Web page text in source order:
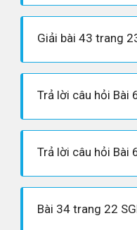
Trả lời câu hỏi Bài
Trả lời câu hỏi Bài
Bài 34 trang 22